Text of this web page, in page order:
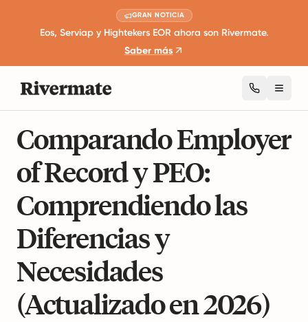
GRAN NOTICIA
Eos, Serviap y Hightekers EOR ahora son Rivermate.
Saber más
Comparando Employer
of Record y PEO:
Comprendiendo las
Diferencias y
Necesidades
(Actualizado en 2026)